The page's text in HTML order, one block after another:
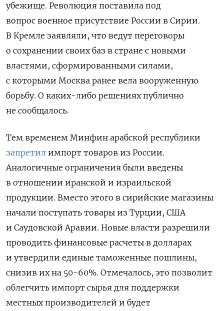
убежище. Революция поставила под
вопрос военное присутствие России в Сирии.
В Кремле заявляли, что ведут переговоры
о сохранении своих баз в стране с новыми
властями, сформированными силами,
с которыми Москва ранее вела вооруженную
борьбу. О каких-либо решениях публично
не сообщалось.
Тем временем Минфин арабской республики
запретил импорт товаров из России.
Аналогичные ограничения были введены
в отношении иранской и израильской
продукции. Вместо этого в сирийские магазины
начали поступать товары из Турции, США
и Саудовской Аравии. Новые власти разрешили
проводить финансовые расчеты в долларах
и утвердили единые таможенные пошлины,
снизив их на 50-60%. Отмечалось, это позволит
облегчить импорт сырья для поддержки
местных производителей и будет